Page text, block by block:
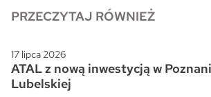
PRZECZYTAJ RÓWNIEŻ
17 lipca 2026
ATAL z nową inwestycją w
Lubelskiej